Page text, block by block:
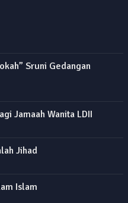
Sruni Gedangan
Jamaah Wanita LDII
Jihad
Islam